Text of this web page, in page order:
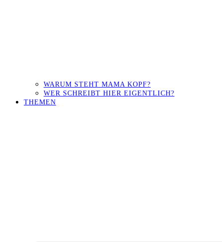
WARUM STEHT MAMA KOPF?
WER SCHREIBT HIER EIGENTLICH?
THEMEN